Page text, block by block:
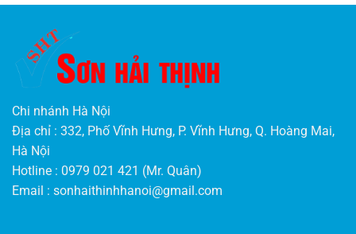
Chi nhánh Hà Nội
Địa chỉ : 332, Phố Vĩnh Hưng, P. Vĩnh Hưng, Q. Hoàng Mai,
Hà Nội
Hotline : 0979 021 421 (Mr. Quân)
Email : sonhaithinhhanoi@gmail.com